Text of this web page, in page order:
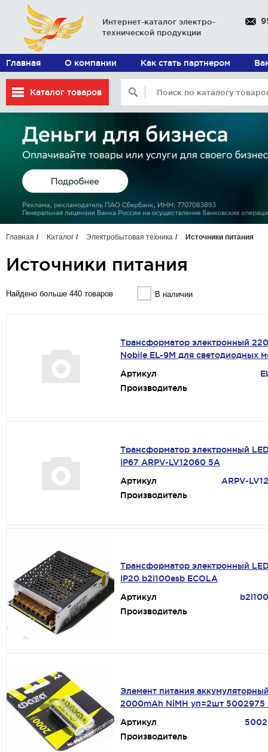
Интернет-каталог электро-
технической продукции
Главная О компании Как стать партнером
Каталог товаров
Главная Каталог Электробытовая техника Источники питания
Источники питания
Найдено больше 440 товаров В наличии
Трансформатор электронный
Nobile EL-9M для светодиодных
Артикул
Производитель
Трансформатор электронный
IP67 ARPV-LV12060 5A
Артикул
ARPV-
Производитель
Трансформатор электронный
IP20 b2l100esb ECOLA
Артикул
Производитель
Элемент питания
2000mAh NiMH уп=2шт 5002975
Артикул
Производитель